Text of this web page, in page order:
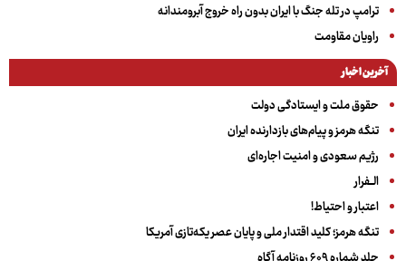
ترامپ در تله جنگ با ایران بدون راه خروج آبرومندانه
راویان مقاومت
آخرین اخبار
حقوق ملت و ایستادگی دولت
تنگه هرمز و پیام‌های بازدارنده ایران
رژیم سعودی و امنیت اجاره‌ای
الــفرار
اعتبار و احتیاط!
تنگه هرمز؛ کلید اقتدار ملی و پایان عصر یکه‌تازی آمریکا